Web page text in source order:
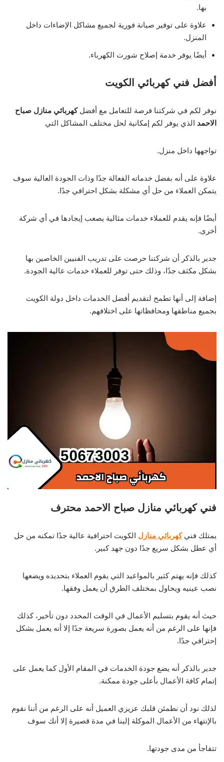
بها.
علاوة على توفير صيانة فورية لجميع مشاكل الإضاءات داخل
المنزل.
أيضًا يوفر خدمة إصلاح شورت الكهرباء.
أفضل فني كهربائي الكويت
نوفر لكم في شركتنا فرصة للتعامل مع أفضلكهربائي منازل صباح
الاحمد الذي يوفر لكم إمكانية لحل مختلف المشاكل التي
تواجهها داخل منزل.
علاوة على أنه بفضل خدماته الفعالة جدًا وذات الجودة العالية سوف
يتمكن العملاء من حل أي مشكلة بشكل احترافي جدًا.
أيضًا فإنه يقدم للعملاء خدمات مثالية يصعب إيجادها في أي شركة
أخرى.
جدير بالذكر أن شركتنا حرصت على تدريب الفنيين الخاصين بها
بشكل مكثف جدًا، وذلك حتى توفر للعملاء خدمات عالية الجودة.
إضافة إلى أنها تطمح لتقديم أفضل الخدمات داخل دولة الكويت
بجميع مناطقها ومحافظاتها على اختلافهم.
فني كهربائي منازل صباح الاحمد محترف
يمتلك فنيكهربائي منازل الكويت احترافية عالية جدًا تمكنه من حل
أي عطل بشكل سريع جدًا دون جهد كبير.
كذلك فإنه يهتم كثير بالمواعيد التي يقوم العملاء بتحديده ويضعها
نصب عينيه ويحاول بمختلف الطرق أن يعمل وفقها.
حيث أنه يقوم بتسليم الأعمال في الوقت المحدد دون تأخير، كذلك
فإنها على الرغم من أنه يعمل بصورة سريعة جدًا إلا أنه يعمل بشكل
إحترافي جدًا.
جدير بالذكر أنه يضع جودة الخدمات في المقام الأول كما يعمل على
إتمام كافة الأعمال بأعلى جودة ممكنة.
لذلك نود أن نطمئن قلبك عزيزي العميل أنه على الرغم من أننا نقوم
بالإنتهاء من الأعمال الموكلة إلينا في مدة قصيرة إلا أنك سوف
تتفاجأ من مدى جودتها.